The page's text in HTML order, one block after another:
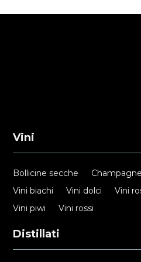
Vini
Bollicine secche
Champagne
Vini biachi
Vini dolci
Vini
Vini piwi
Vini rossi
Distillati